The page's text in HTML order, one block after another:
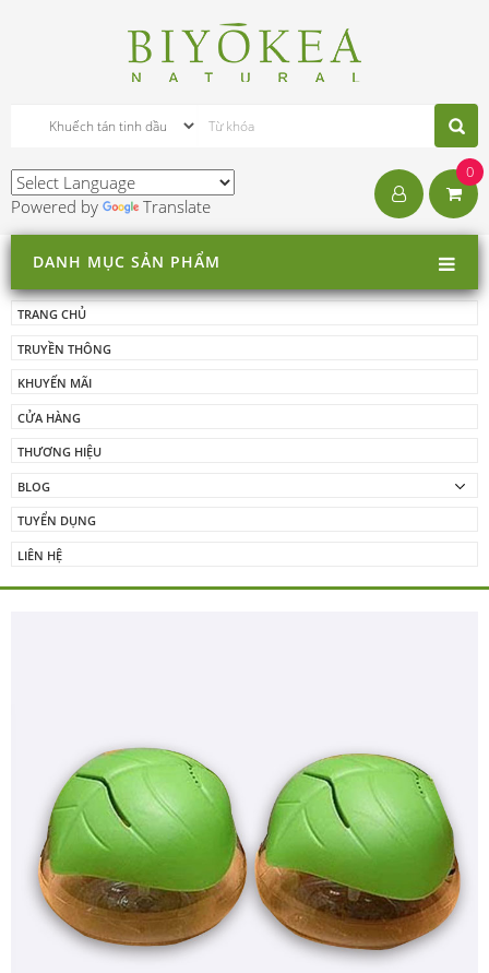
Powered by Translate
0
DANH MỤC SẢN PHẨM
TRANG CHỦ
TRUYỀN THÔNG
KHUYẾN MÃI
CỬA HÀNG
THƯƠNG HIỆU
BLOG
TUYỂN DỤNG
LIÊN HỆ